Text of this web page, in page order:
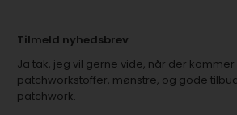
Tilmeld nyhedsbrev
Ja tak, jeg vil gerne vide, når der kommer
patchworkstoffer, mønstre, og gode tilbud
patchwork.